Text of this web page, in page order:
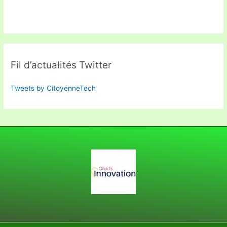
Fil d’actualités Twitter
Tweets by CitoyenneTech